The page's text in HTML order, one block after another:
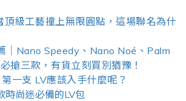
頂級工藝撞上無限圓點，這場聯名為什
｜Nano Speedy、Nano Noé、Palm
搶三款，有貨立刻買別猶豫！
一支 LV應該入手什麼呢？
時尚迷必備的LV包